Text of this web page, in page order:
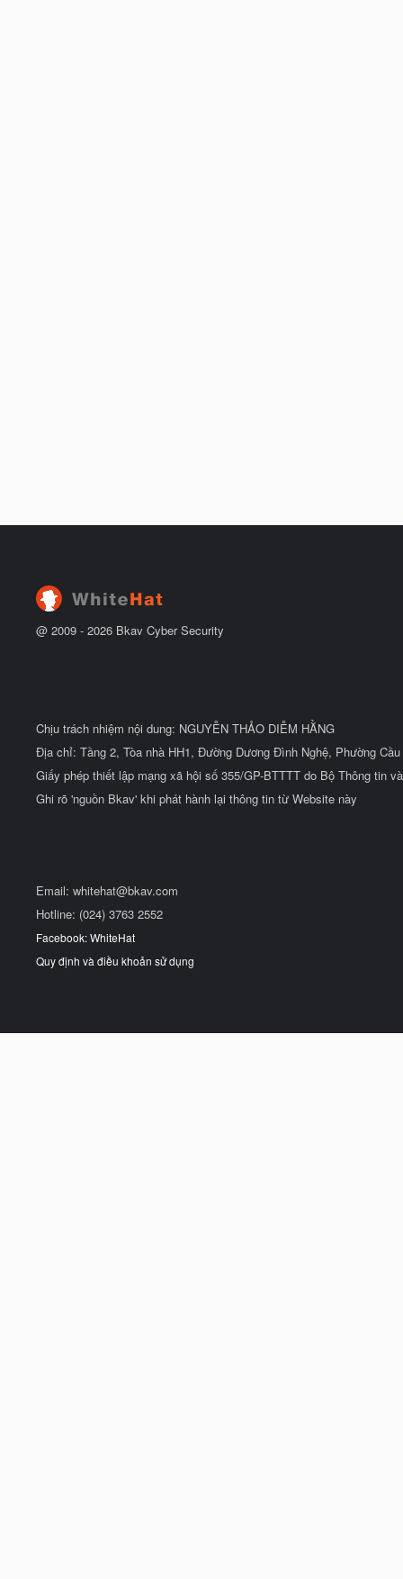
@ 2009 - 2026 Bkav Cyber Security
Chịu trách nhiệm nội dung: NGUYỄN THẢO DIỄM HẰNG
Địa chỉ: Tầng 2, Tòa nhà HH1, Đường Dương Đình Nghệ, Phường
Giấy phép thiết lập mạng xã hội số 355/GP-BTTTT do Bộ Thông tin
Ghi rõ 'nguồn Bkav' khi phát hành lại thông tin từ Website này
Email: whitehat@bkav.com
Hotline: (024) 3763 2552
Facebook: WhiteHat
Quy định và điều khoản sử dụng